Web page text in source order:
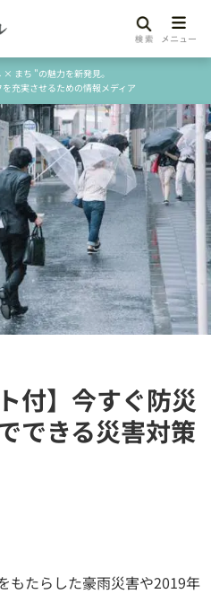
まち "の魅力を新発見。
充実させるための情報メディア
付】今すぐ防災
できる災害対策
もたらした豪雨災害や2019年